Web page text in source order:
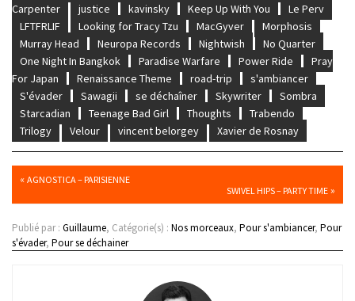
Carpenter
justice kavinsky Keep Up With You
Le Perv
LFTFRLIF
Looking for Tracy Tzu MacGyver
Morphosis
Murray Head
Neuropa Records Nightwish
No Quarter
One Night In Bangkok
Paradise Warfare Power Ride
Pray
For Japan
Renaissance Theme road-trip
s'ambiancer
S'évader
Sawagii se déchaîner Skywriter
Sombra
Starcadian
Teenage Bad Girl Thoughts
Trabendo
Trilogy
Velour vincent belorgey Xavier de Rosnay
« AGNOSTICA – PARISIENNE
SWIVEL HIPS – PARTY TIME »
Publié par : Guillaume, Catégorie(s) : Nos morceaux, Pour s'ambiancer, Pour
s'évader, Pour se déchainer